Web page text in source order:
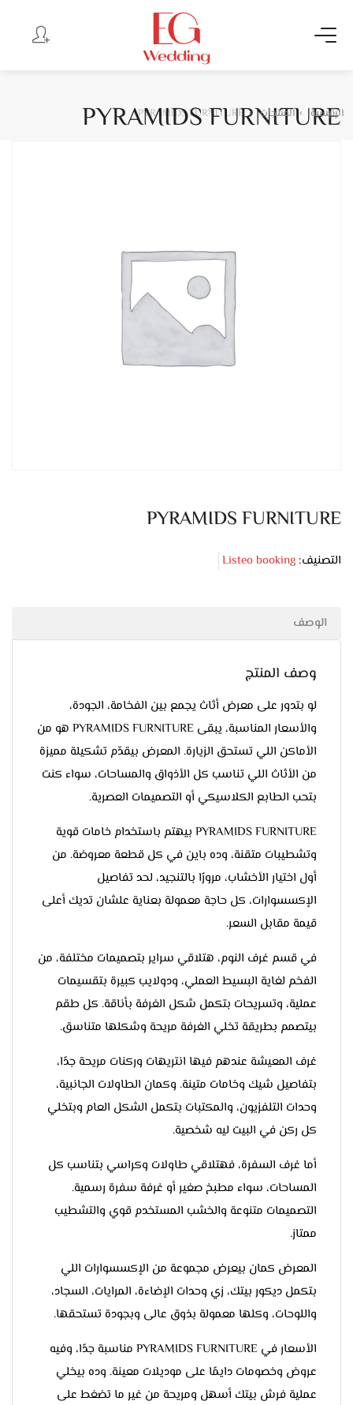
PYRAMIDS FURNITURE
الرئيسية المنتجات PYRAMIDS FURNITURE
PYRAMIDS FURNITURE
التصنيف: Listeo booking
الوصف
وصف المنتج
لو بتدور على معرض أثاث يجمع بين الفخامة، الجودة،
والأسعار المناسبة، يبقى PYRAMIDS FURNITURE هو من
الأماكن اللي تستحق الزيارة. المعرض بيقدّم تشكيلة مميزة
من الأثاث اللي تناسب كل الأذواق والمساحات، سواء كنت
بتحب الطابع الكلاسيكي أو التصميمات العصرية.
PYRAMIDS FURNITURE بيهتم باستخدام خامات قوية
وتشطيبات متقنة، وده باين في كل قطعة معروضة. من
أول اختيار الأخشاب، مرورًا بالتنجيد، لحد تفاصيل
الإكسسوارات، كل حاجة معمولة بعناية علشان تديك أعلى
قيمة مقابل السعر.
في قسم غرف النوم، هتلاقي سراير بتصميمات مختلفة، من
الفخم لغاية البسيط العملي، ودولايب كبيرة بتقسيمات
عملية، وتسريحات بتكمل شكل الغرفة بأناقة. كل طقم
بيتصمم بطريقة تخلي الغرفة مريحة وشكلها متناسق.
غرف المعيشة عندهم فيها انتريهات وركنات مريحة جدًا،
بتفاصيل شيك وخامات متينة. وكمان الطاولات الجانبية،
وحدات التلفزيون، والمكتبات بتكمل الشكل العام وبتخلي
كل ركن في البيت ليه شخصية.
أما غرف السفرة، فهتلاقي طاولات وكراسي بتناسب كل
المساحات، سواء مطبخ صغير أو غرفة سفرة رسمية.
التصميمات متنوعة والخشب المستخدم قوي والتشطيب
ممتاز.
المعرض كمان بيعرض مجموعة من الإكسسوارات اللي
بتكمل ديكور بيتك، زي وحدات الإضاءة، المرايات، السجاد،
واللوحات، وكلها معمولة بذوق عالى وبجودة تستحقها.
الأسعار في PYRAMIDS FURNITURE مناسبة جدًا، وفيه
عروض وخصومات دايمًا على موديلات معينة. وده بيخلي
عملية فرش بيتك أسهل ومريحة من غير ما تضغط على